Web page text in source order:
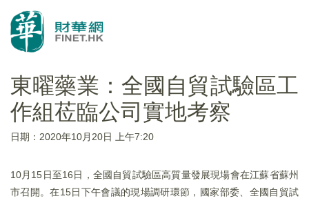
東曜藥業：全國自貿試驗區工
作組莅臨公司實地考察
日期：2020年10月20日 上午7:20
10月15日至16日，全國自貿試驗區高質量發展現場會在江蘇省蘇州
市召開。在15日下午會議的現場調研環節，國家部委、全國自貿試